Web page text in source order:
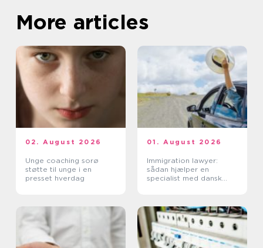
More articles
02. August 2026
Unge coaching sorø
støtte til unge i en
presset hverdag
01. August 2026
Immigration lawyer:
sådan hjælper en
specialist med dansk